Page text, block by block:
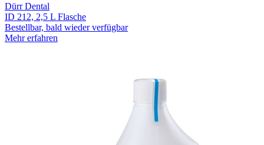
Dürr Dental
ID 212, 2,5 L Flasche
Bestellbar, bald wieder verfügbar
Mehr erfahren